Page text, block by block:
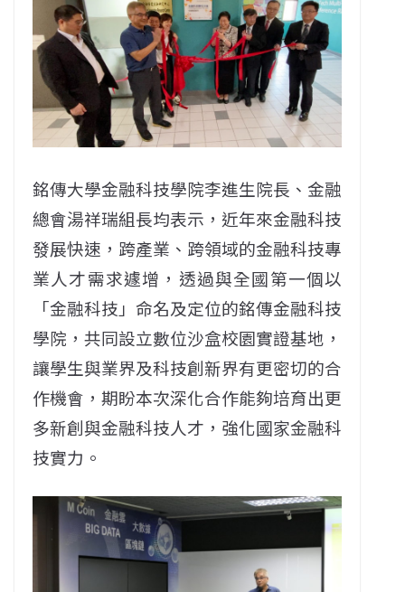
銘傳大學金融科技學院李進生院長、金融
總會湯祥瑞組長均表示，近年來金融科技
發展快速，跨產業、跨領域的金融科技專
業人才需求遽增，透過與全國第一個以
「金融科技」命名及定位的銘傳金融科技
學院，共同設立數位沙盒校園實證基地，
讓學生與業界及科技創新界有更密切的合
作機會，期盼本次深化合作能夠培育出更
多新創與金融科技人才，強化國家金融科
技實力。